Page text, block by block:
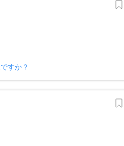
すか？